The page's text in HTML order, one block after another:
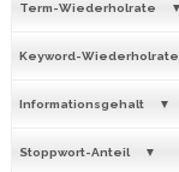
Term-Wiederholrate
Keyword-Wiederholrate
Informationsgehalt
Stoppwort-Anteil